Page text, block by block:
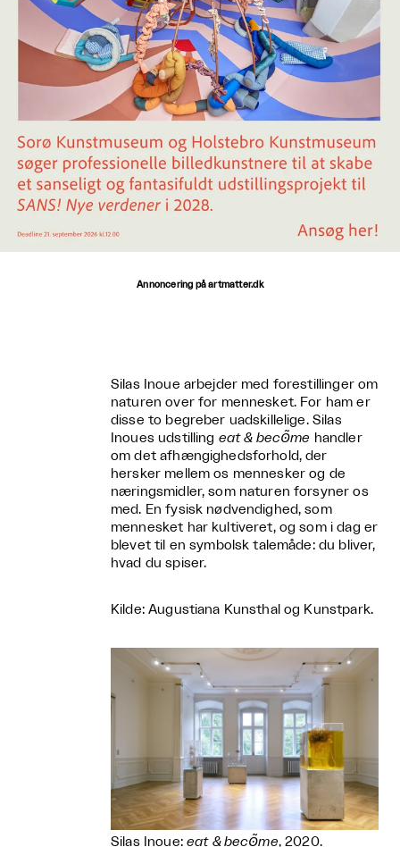
Annoncering på artmatter.dk
Silas Inoue arbejder med forestillinger om
naturen over for mennesket. For ham er
disse to begreber uadskillelige. Silas
Inoues udstilling eat & becʘ̃me handler
om det afhængighedsforhold, der
hersker mellem os mennesker og de
næringsmidler, som naturen forsyner os
med. En fysisk nødvendighed, som
mennesket har kultiveret, og som i dag er
blevet til en symbolsk talemåde: du bliver,
hvad du spiser.
Kilde: Augustiana Kunsthal og Kunstpark.
Silas Inoue: eat & becʘ̃me, 2020.